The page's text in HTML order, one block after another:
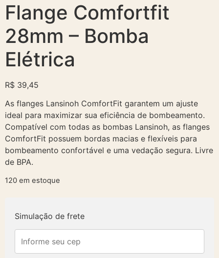
Flange Comfortfit
28mm – Bomba
Elétrica
R$ 39,45
As flanges Lansinoh ComfortFit garantem um ajuste
ideal para maximizar sua eficiência de bombeamento.
Compatível com todas as bombas Lansinoh, as flanges
ComfortFit possuem bordas macias e flexíveis para
bombeamento confortável e uma vedação segura. Livre
de BPA.
120 em estoque
Simulação de frete